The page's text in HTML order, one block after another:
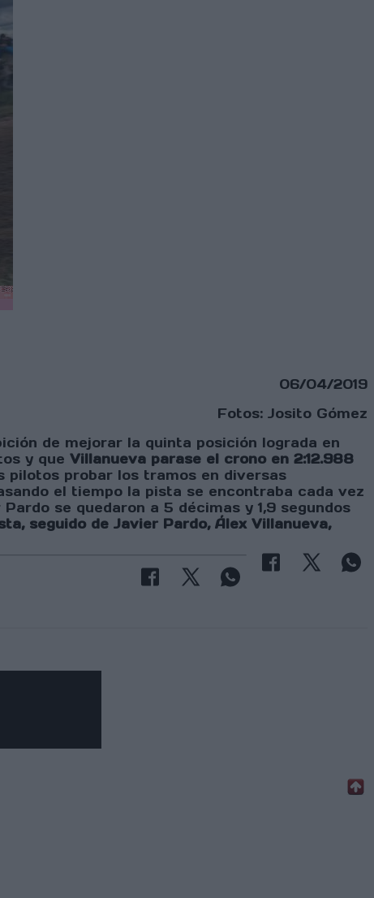
06/04/2019
Fotos: Josito Gómez
de mejorar la quinta posición lograda en
y que Villanueva parase el crono en 2:12.988
probar los tramos en diversas
el tiempo la pista se encontraba cada vez
se quedaron a 5 décimas y 1,9 segundos
seguido de Javier Pardo, Álex Villanueva,